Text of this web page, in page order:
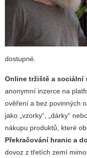
dostupné.
Online tržiště a sociální
anonymní inzerce na
ověření a bez povinných
jako „vzorky“, „dárky“
nákupu produktů, které
Překračování hranic a
dovoz z třetích zemí